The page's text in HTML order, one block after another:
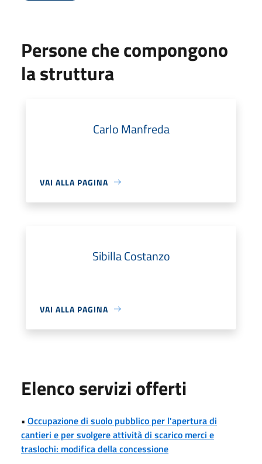
Persone che compongono
la struttura
Carlo Manfreda
VAI ALLA PAGINA
Sibilla Costanzo
VAI ALLA PAGINA
Elenco servizi offerti
• Occupazione di suolo pubblico per l'apertura di
cantieri e per svolgere attività di scarico merci e
traslochi: modifica della concessione